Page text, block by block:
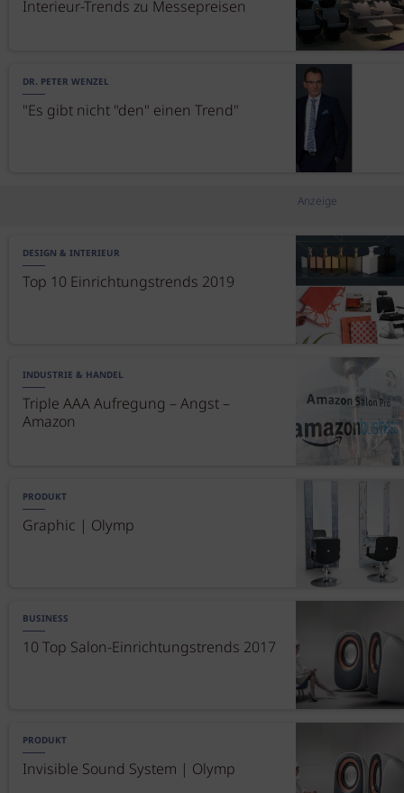
Interieur-Trends zu Messepreisen
DR. PETER WENZEL
"Es gibt nicht "den" einen Trend"
Anzeige
DESIGN & INTERIEUR
Top 10 Einrichtungstrends 2019
INDUSTRIE & HANDEL
Triple AAA Aufregung – Angst –
Amazon
PRODUKT
Graphic | Olymp
BUSINESS
10 Top Salon-Einrichtungstrends 2017
PRODUKT
Invisible Sound System | Olymp